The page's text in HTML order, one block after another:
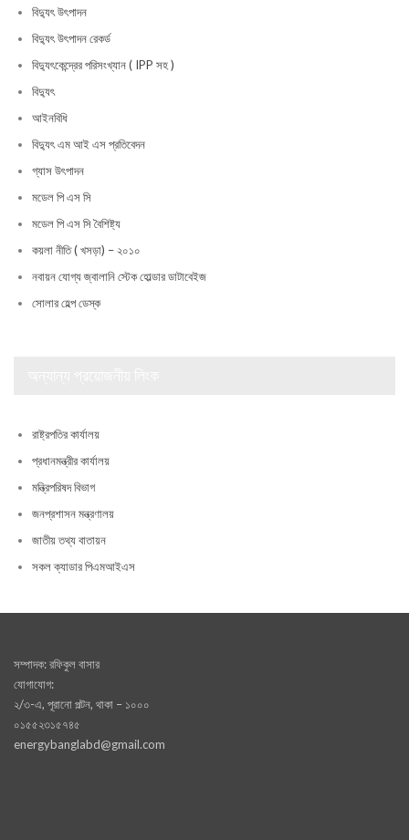
বিদ্যুৎ উৎপাদন
বিদ্যুৎ উৎপাদন রেকর্ড
বিদ্যুৎকেন্দ্রের পরিসংখ্যান ( IPP সহ )
বিদ্যুৎ
আইনবিধি
বিদ্যুৎ এম আই এস প্রতিবেদন
গ্যাস উৎপাদন
মডেল পি এস সি
মডেল পি এস সি বৈশিষ্ট্য
কয়লা নীতি ( খসড়া) – ২০১০
নবায়ন যোগ্য জ্বালানি স্টেক হোল্ডার ডাটাবেইজ
সোলার হেল্প ডেস্ক
রাষ্ট্রপতির কার্যালয়
প্রধানমন্ত্রীর কার্যালয়
মন্ত্রিপরিষদ বিভাগ
জনপ্রশাসন মন্ত্রণালয়
জাতীয় তথ্য বাতায়ন
সকল ক্যাডার পিএমআইএস
সম্পাদক: রফিকুল বাসার
যোগাযোগ:
২/৩-এ, পূরানো পল্টন, থাকা – ১০০০
০১৫৫২৩১৫৭৪৫
energybanglabd@gmail.com